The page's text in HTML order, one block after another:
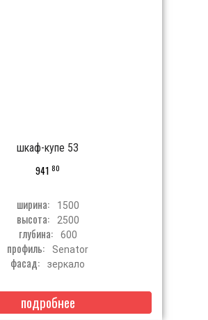
шкаф-купе 53
94180
ширина: 1500
высота: 2500
глубина: 600
профиль: Senator
фасад: зеркало
подробнее